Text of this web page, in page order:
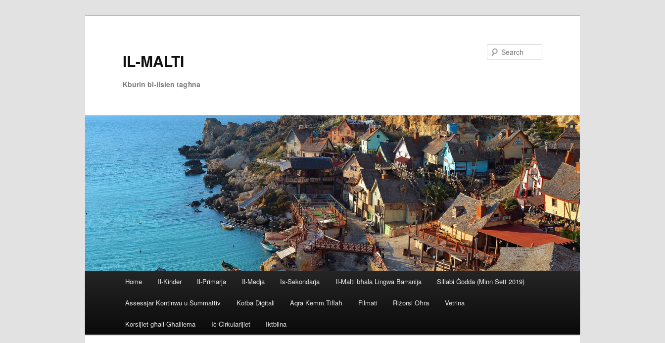
IL-MALTI
Kburin bl-ilsien tagħna
Home Il-Kinder Il-Primarja Il-Medja Is-Sekondarja Il-Malti bħala Lingwa Barranija Sillabi Ġodda (Minn Sett 2019)
Assessjar Kontinwu u Summattiv Kotba Diġitali Aqra Kemm Tiflaħ Filmati Riżorsi Oħra Vetrina
Korsijiet għall-Għalliema Iċ-Ċirkularijiet Iktbilna